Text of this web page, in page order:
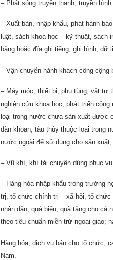
– Phát sóng truyền thanh, truyền
– Xuất bản, nhập khẩu, phát hành
luật, sách khoa học – kỹ thuật, sách
băng hoặc đĩa ghi tiếng, ghi hình, dữ
– Vận chuyển hành khách công cộng
– Máy móc, thiết bị, phụ tùng, vật tư
nghiên cứu khoa học, phát triển
loại trong nước chưa sản xuất được
dàn khoan, tàu thủy thuộc loại trong
nước ngoài để sử dụng cho sản
– Vũ khí, khí tài chuyên dùng phục
– Hàng hóa nhập khẩu trong trường
trị, tổ chức chính trị – xã hội, tổ chức
nhân dân; quà biếu, quà tặng cho cá
theo tiêu chuẩn miễn trừ ngoại giao;
Hàng hóa, dịch vụ bán cho tổ chức,
Nam.